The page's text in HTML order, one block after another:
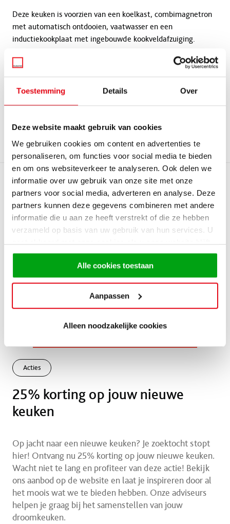
Toestemming Details Over
Deze website maakt gebruik van cookies
We gebruiken cookies om content en advertenties te
personaliseren, om functies voor social media te bieden
en om ons websiteverkeer te analyseren. Ook delen we
informatie over uw gebruik van onze site met onze
partners voor social media, adverteren en analyse. Deze
partners kunnen deze gegevens combineren met andere
informatie die u aan ze heeft verstrekt of die ze hebben
verzameld op basis van uw gebruik van hun services. U
gaat akkoord met onze cookies als u onze website blijft
gebruiken.
Alle cookies toestaan
Aanpassen
Alleen noodzakelijke cookies
Deze keuken is voorzien van een koelkast, combimagnetron
met automatisch ontdooien, vaatwasser en een
inductiekookplaat met ingebouwde kookveldafzuiging.
“Onze complimenten aan de monteurs van
KeukenHal, zij hebben echt vakwerk geleverd.
Wij zullen iedereen KeukenHal aanbevelen en
hebben zelfs al een klant doorgestuurd.”
Benieuwd naar wat we voor jou kunnen betekenen?
Plan een adviesgesprek bij een van onze showrooms.
Bekijk ook Alle artikelen
Acties
25% korting op jouw nieuwe
keuken
Op jacht naar een nieuwe keuken? Je zoektocht stopt
hier! Ontvang nu 25% korting op jouw nieuwe keuken.
Wacht niet te lang en profiteer van deze actie! Bekijk
ons aanbod op de website en laat je inspireren door al
het moois wat we te bieden hebben. Onze adviseurs
helpen je graag bij het samenstellen van jouw
droomkeuken.